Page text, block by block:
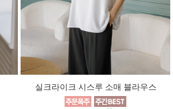
실크라이크 시스루 소매 블라우스